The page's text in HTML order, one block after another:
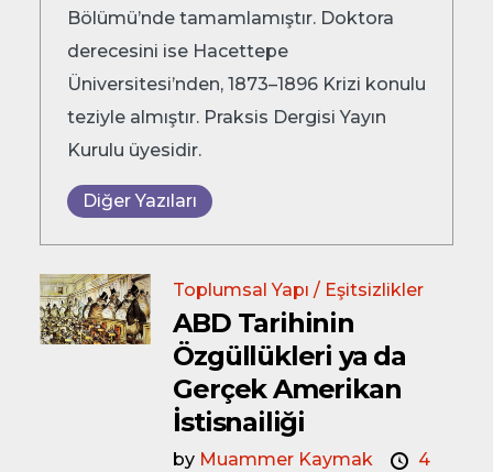
Bölümü’nde tamamlamıştır. Doktora
derecesini ise Hacettepe
Üniversitesi’nden, 1873–1896 Krizi konulu
teziyle almıştır. Praksis Dergisi Yayın
Kurulu üyesidir.
Diğer Yazıları
Toplumsal Yapı / Eşitsizlikler
ABD Tarihinin
Özgüllükleri ya da
Gerçek Amerikan
İstisnailiği
by Muammer Kaymak
4